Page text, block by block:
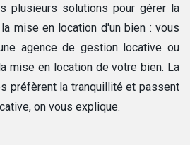
plusieurs solutions pour gérer la
mise en location d'un bien : vous
agence de gestion locative ou
mise en location de votre bien. La
préfèrent la tranquillité et passent
on vous explique.